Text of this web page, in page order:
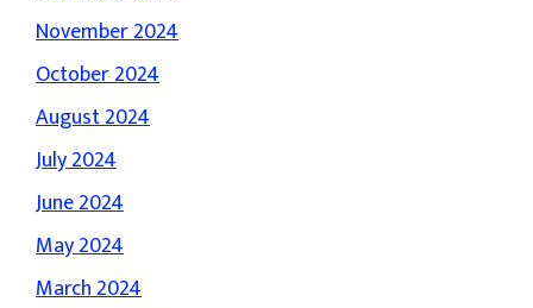
November 2024
October 2024
August 2024
July 2024
June 2024
May 2024
March 2024